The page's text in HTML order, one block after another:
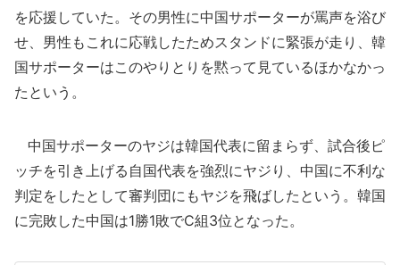
を応援していた。その男性に中国サポーターが罵声を浴び
せ、男性もこれに応戦したためスタンドに緊張が走り、韓
国サポーターはこのやりとりを黙って見ているほかなかっ
たという。
中国サポーターのヤジは韓国代表に留まらず、試合後ピ
ッチを引き上げる自国代表を強烈にヤジり、中国に不利な
判定をしたとして審判団にもヤジを飛ばしたという。韓国
に完敗した中国は1勝1敗でC組3位となった。